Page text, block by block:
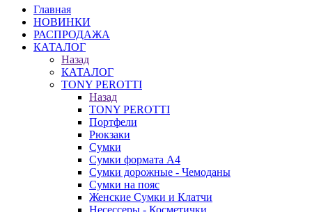
Главная
НОВИНКИ
РАСПРОДАЖА
КАТАЛОГ
Назад
КАТАЛОГ
TONY PEROTTI
Назад
TONY PEROTTI
Портфели
Рюкзаки
Сумки
Сумки формата А4
Сумки дорожные - Чемоданы
Сумки на пояс
Женские Сумки и Клатчи